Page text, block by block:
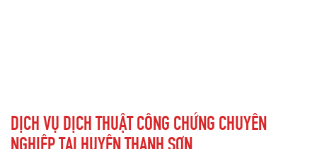
DỊCH VỤ DỊCH THUẬT CÔNG CHỨNG CHUYÊN
NGHIỆP TẠI HUYỆN THANH SƠN